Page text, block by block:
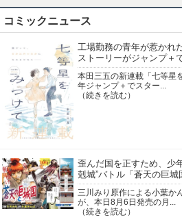
1968年
コミックニュース
工場勤務の青年が惹か
ストーリーがジャンプ＋
本田三五の新連載「七等星
年ジャンプ＋でスター...
（続きを読む）
歪んだ国を正すため、少
剋城”バトル「蒼天の巨城
三川みり原作による小葉か
が、本日8月6日発売の月...
（続きを読む）